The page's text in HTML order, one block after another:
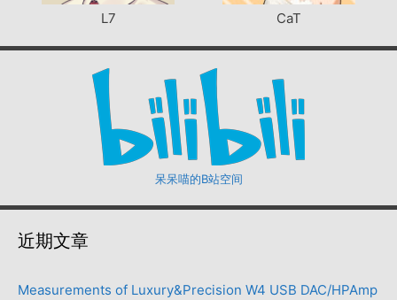
L7 CaT
呆呆喵的B站空间
近期文章
Measurements of Luxury&Precision W4 USB DAC/HPAmp